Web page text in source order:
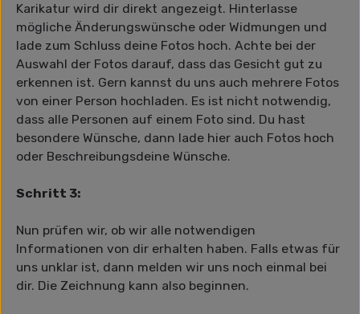
Karikatur wird dir direkt angezeigt. Hinterlasse
mögliche Änderungswünsche oder Widmungen und
lade zum Schluss deine Fotos hoch. Achte bei der
Auswahl der Fotos darauf, dass das Gesicht gut zu
erkennen ist. Gern kannst du uns auch mehrere Fotos
von einer Person hochladen. Es ist nicht notwendig,
dass alle Personen auf einem Foto sind. Du hast
besondere Wünsche, dann lade hier auch Fotos hoch
oder Beschreibungsdeine Wünsche.
Schritt 3:
Nun prüfen wir, ob wir alle notwendigen
Informationen von dir erhalten haben. Falls etwas für
uns unklar ist, dann melden wir uns noch einmal bei
dir. Die Zeichnung kann also beginnen.